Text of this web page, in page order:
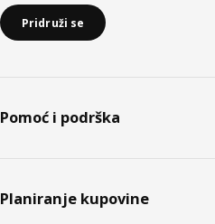
Pridruži se
Pomoć i podrška
Planiranje kupovine